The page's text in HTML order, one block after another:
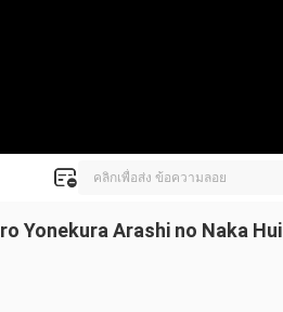
Yonekura Arashi no Naka Hui